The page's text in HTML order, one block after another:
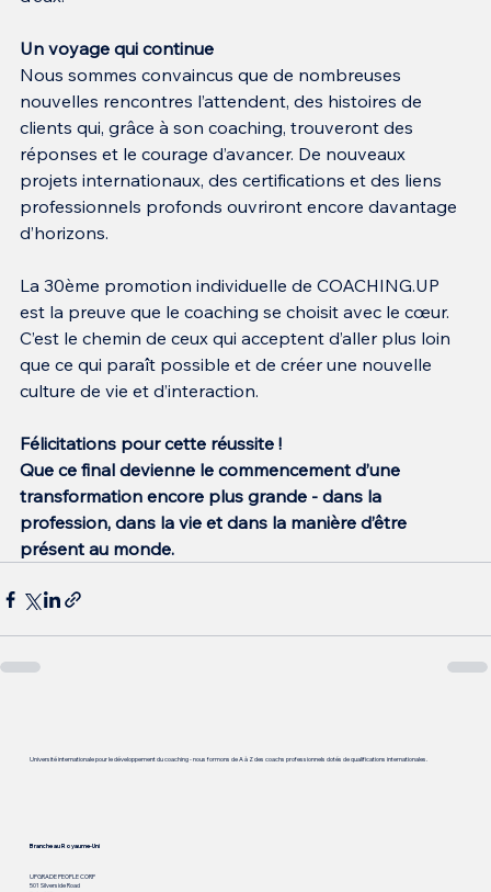
Un voyage qui continue
Nous sommes convaincus que de nombreuses
nouvelles rencontres l’attendent, des histoires de
clients qui, grâce à son coaching, trouveront des
réponses et le courage d’avancer. De nouveaux
projets internationaux, des certifications et des liens
professionnels profonds ouvriront encore davantage
d’horizons.
La 30ème promotion individuelle de COACHING.UP
est la preuve que le coaching se choisit avec le cœur.
C’est le chemin de ceux qui acceptent d’aller plus loin
que ce qui paraît possible et de créer une nouvelle
culture de vie et d’interaction.
Félicitations pour cette réussite !
Que ce final devienne le commencement d’une
transformation encore plus grande - dans la
profession, dans la vie et dans la manière d’être
présent au monde.
Université internationale pour le développement du coaching - nous formons de A à Z des coachs professionnels dotés de qualifications internationales.
Branche au Royaume-Uni
UPGRADE PEOPLE CORP
501 Silverside Road